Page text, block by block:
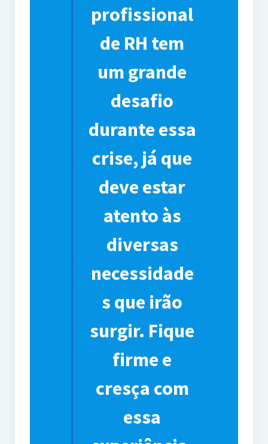
profissional
de RH tem
um grande
desafio
durante essa
crise, já que
deve estar
atento às
diversas
necessidade
s que irão
surgir. Fique
firme e
cresça com
essa